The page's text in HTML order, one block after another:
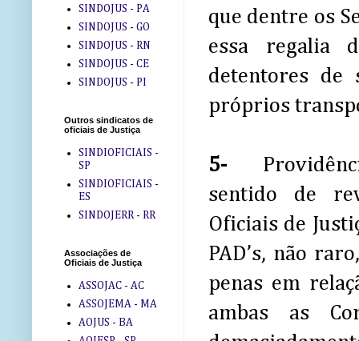
que dentre os
essa regalia
detentores de
próprios
5-
sentido de
Oficiais de
PAD’s, não
penas em
ambas as
SINDOJUS - PA
SINDOJUS - GO
SINDOJUS - RN
SINDOJUS - CE
SINDOJUS - PI
Outros sindicatos de
oficiais de Justiça
SINDIOFICIAIS -
SP
SINDIOFICIAIS -
ES
SINDOJERR - RR
Associações de
Oficiais de Justiça
ASSOJAC - AC
ASSOJEMA - MA
AOJUS - BA